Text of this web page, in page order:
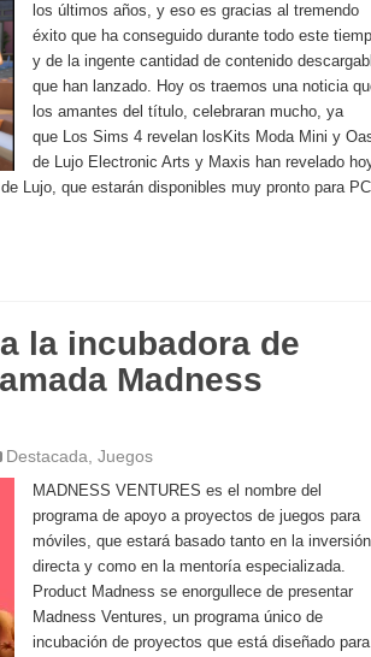
los últimos años, y eso es gracias al tremendo
éxito que ha conseguido durante todo este
y de la ingente cantidad de contenido
que han lanzado. Hoy os traemos una noticia
los amantes del título, celebraran mucho, ya
que Los Sims 4 revelan losKits Moda Mini y
de Lujo Electronic Arts y Maxis han revelado
Lujo, que estarán disponibles muy pronto para
la incubadora de
Madness
Destacada Juegos
MADNESS VENTURES es el nombre del
programa de apoyo a proyectos de juegos para
móviles, que estará basado tanto en la inversión
directa y como en la mentoría especializada.
Product Madness se enorgullece de presentar
Madness Ventures, un programa único de
incubación de proyectos que está diseñado para